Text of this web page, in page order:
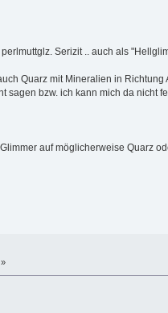
Serizit .. auch als
Quarz mit Mineralien in
sagen bzw. ich kann mich da
auf möglicherweise Quarz